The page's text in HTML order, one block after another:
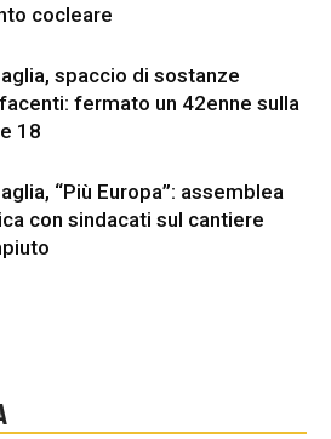
cocleare
spaccio di sostanze
fermato un 42enne sulla
18
“Più Europa”: assemblea
con sindacati sul cantiere